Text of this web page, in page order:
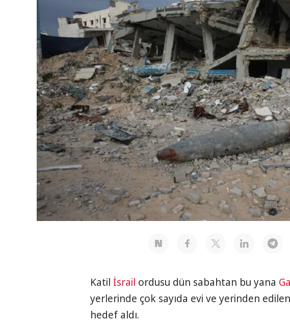
Katil İsrail ordusu dün sabahtan bu yana
yerlerinde çok sayıda evi ve yerinden
hedef aldı.